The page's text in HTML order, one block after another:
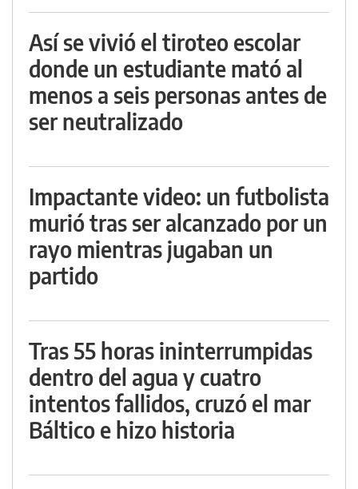
Así se vivió el tiroteo escolar
donde un estudiante mató al
menos a seis personas antes de
ser neutralizado
Impactante video: un futbolista
murió tras ser alcanzado por un
rayo mientras jugaban un
partido
Tras 55 horas ininterrumpidas
dentro del agua y cuatro
intentos fallidos, cruzó el mar
Báltico e hizo historia